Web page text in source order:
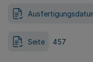
Seite 457